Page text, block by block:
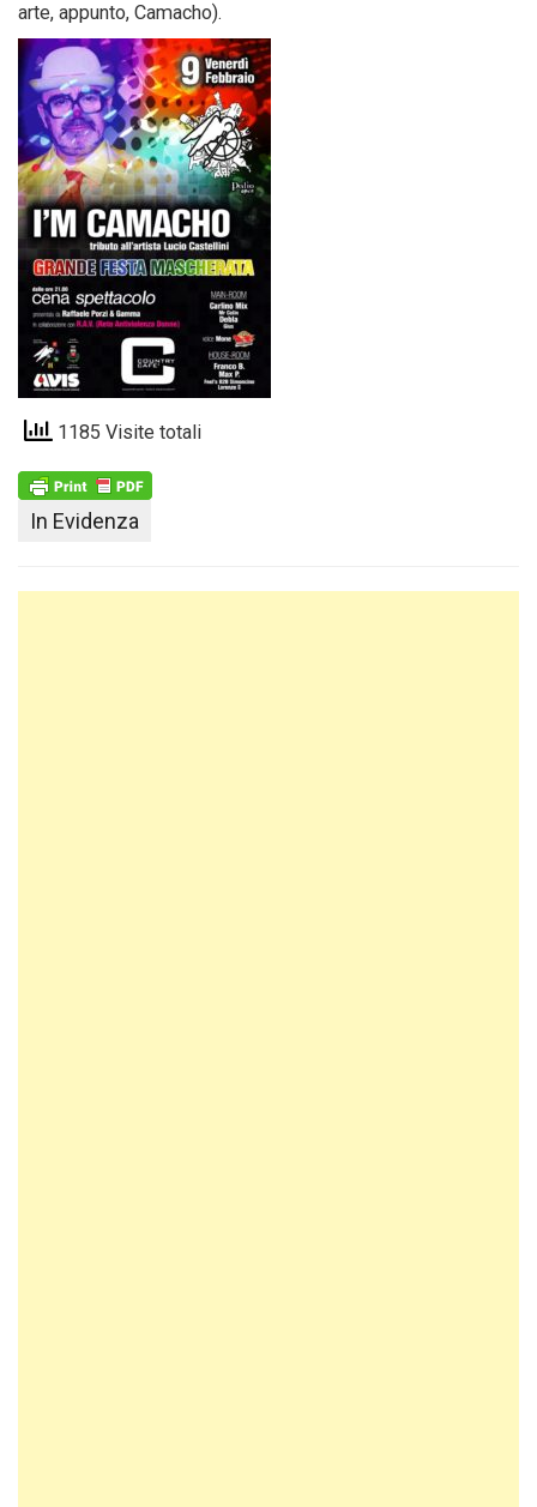
arte, appunto, Camacho).
1185 Visite totali
In Evidenza